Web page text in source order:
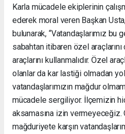
Karla mücadele ekiplerinin
ederek moral veren Başkan
bulunarak, “Vatandaşlarımız bu
sabahtan itibaren özel
araçlarını kullanmalıdır. Özel
olanlar da kar lastiği olmadan
vatandaşlarımızın mağdur
mücadele sergiliyor. İlçemizin
aksamasına izin
mağduriyete karşın